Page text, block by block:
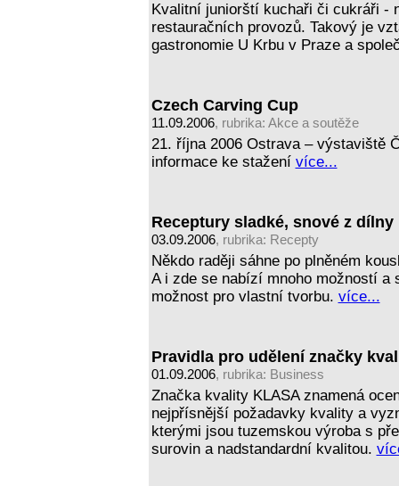
Kvalitní juniorští kuchaři či cukráři -
restauračních provozů. Takový je
gastronomie U Krbu v Praze a
Czech Carving Cup
11.09.2006, rubrika: Akce a soutěže
21. října 2006 Ostrava – výstaviště
informace ke stažení více...
Receptury sladké, snové z dílny
03.09.2006, rubrika: Recepty
Někdo raději sáhne po plněném
A i zde se nabízí mnoho možností
možnost pro vlastní tvorbu. více...
Pravidla pro udělení značky
01.09.2006, rubrika: Business
Značka kvality KLASA znamená
nejpřísnější požadavky kvality a
kterými jsou tuzemskou výroba s
surovin a nadstandardní kvalitou.